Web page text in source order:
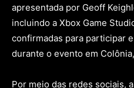
apresentada por Geoff
incluindo a Xbox Game
confirmadas para participar
durante o evento em
Por meio das redes sociais,